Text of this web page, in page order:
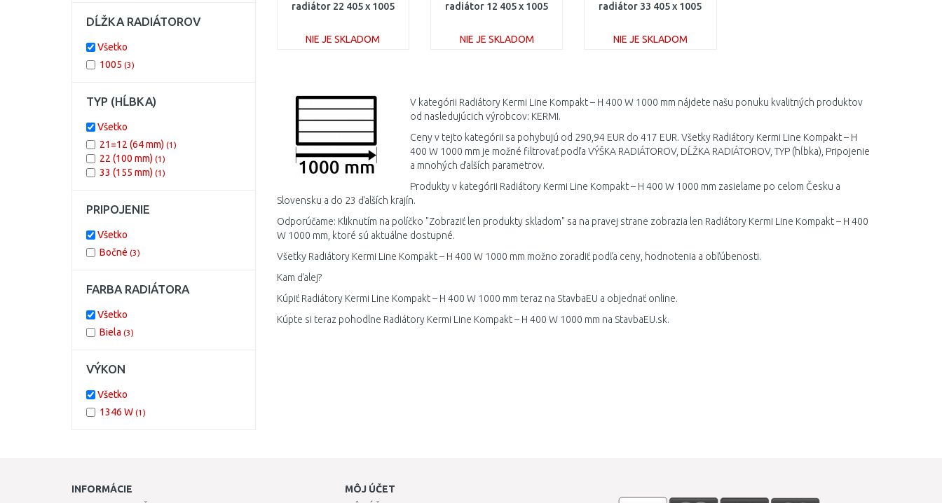
radiátor 22 405 x 1005
NIE JE SKLADOM
Porovnať
radiátor 12 405 x 1005
NIE JE SKLADOM
radiátor 33 405 x 1005
NIE JE SKLADOM
V kategórii Radiátory Kermi Line Kompakt – H 400 W 1000 mm nájdete našu ponuku kvalitných produktov
od nasledujúcich výrobcov: KERMI.
Ceny v tejto kategórii sa pohybujú od 290,94 EUR do 417 EUR. Všetky Radiátory Kermi Line Kompakt – H
400 W 1000 mm je možné filtrovať podľa VÝŠKA RADIÁTOROV, DĹŽKA RADIÁTOROV, TYP (hĺbka), Pripojenie
a mnohých ďalších parametrov.
Produkty v kategórii Radiátory Kermi Line Kompakt – H 400 W 1000 mm zasielame po celom Česku a
Slovensku a do 23 ďalších krajín.
Odporúčame: Kliknutím na políčko "Zobraziť len produkty skladom" sa na pravej strane zobrazia len Radiátory Kermi Line Kompakt – H 400
W 1000 mm, ktoré sú aktuálne dostupné.
Všetky Radiátory Kermi Line Kompakt – H 400 W 1000 mm možno zoradiť podľa ceny, hodnotenia a obľúbenosti.
Kam ďalej?
Kúpiť Radiátory Kermi Line Kompakt – H 400 W 1000 mm teraz na StavbaEU a objednať online.
Kúpte si teraz pohodlne Radiátory Kermi Line Kompakt – H 400 W 1000 mm na StavbaEU.sk.
DĹŽKA RADIÁTOROV
Všetko
1005 (3)
TYP (HĹBKA)
Všetko
21=12 (64 mm) (1)
22 (100 mm) (1)
33 (155 mm) (1)
PRIPOJENIE
Všetko
Bočné (3)
FARBA RADIÁTORA
Všetko
Biela (3)
VÝKON
Všetko
1346 W (1)
INFORMÁCIE
MÔJ ÚČET